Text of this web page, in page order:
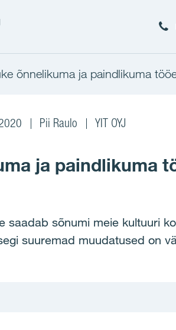
õnnelikuma ja paindlikuma
Pii Raulo YIT OYJ
ja paindlikuma
sõnumi meie kultuuri
suuremad muudatused on